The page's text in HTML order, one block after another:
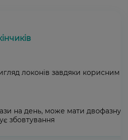
локонів завдяки корисним
на день, може мати двофазну
збовтування